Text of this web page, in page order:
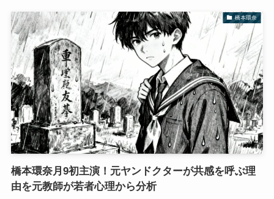
橋本環奈
橋本環奈月9初主演！元ヤンドクターが共感を呼ぶ理
由を元教師が若者心理から分析